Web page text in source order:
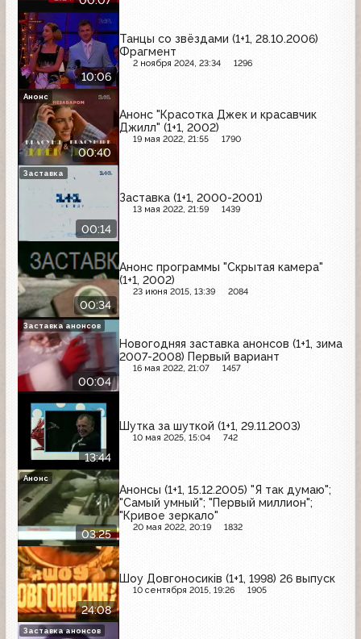
10:06
Танцы со звёздами (1+1, 28.10.2006)
Фрагмент
2 ноября 2024, 23:34 1296
00:40
Анонс "Красотка Джек и красавчик
Джилл" (1+1, 2002)
19 мая 2022, 21:55 1790
Анонс
00:14
Заставка (1+1, 2000-2001)
13 мая 2022, 21:59 1439
Заставка
00:34
Анонс программы "Скрытая камера"
(1+1, 2002)
23 июня 2015, 13:39 2084
00:04
Новогодняя заставка анонсов (1+1, зима
2007-2008) Первый вариант
16 мая 2022, 21:07 1457
Заставка анонсов
13:44
Шутка за шуткой (1+1, 29.11.2003)
10 мая 2025, 15:04 742
03:25
Анонсы (1+1, 15.12.2005) "Я так думаю";
"Самый умный"; "Первый миллион";
"Кривое зеркало"
20 мая 2022, 20:19 1832
Анонс
24:08
Шоу Довгоносиків (1+1, 1998) 26 выпуск
10 сентября 2015, 19:26 1905
Заставка анонсов